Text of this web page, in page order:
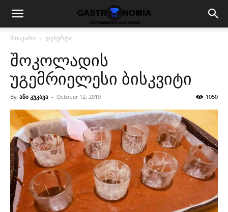
მთავარი დესერტი
შოკოლადის
უგემრიელესი ბისკვიტი
By ანი კუკავა - October 12, 2019 1050